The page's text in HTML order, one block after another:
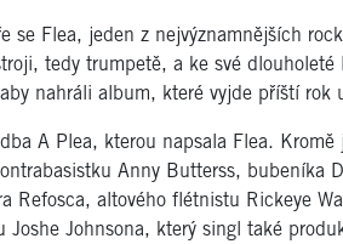
se Flea, jeden z nejvýznamnějších
tedy trumpetě, a ke své dlouholeté
nahráli album, které vyjde příští rok
A Plea, kterou napsala Flea.
Anny Butterss, bubeníka
Refosca, altového flétnistu Rickeye
Joshe Johnsona, který singl také